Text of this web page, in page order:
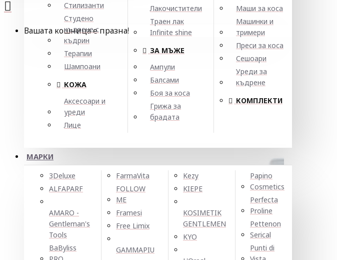
Стилизанти
Студено
къдрене с
къдрин
Терапии
Шампоани
КОЖА
Аксесоари и
уреди
Лице
Лакочистители
Траен лак
Infinite shine
ЗА МЪЖЕ
Ампули
Балсами
Боя за коса
Грижа за
брадата
Маши за коса
Машинки и
тримери
Преси за коса
Сешоари
Уреди за
къдрене
КОМПЛЕКТИ
МАРКИ
3Deluxe
ALFAPARF
AMARO -
Gentleman's
Tools
BaByliss
FarmaVita
FOLLOW
ME
Framesi
Free Limix
GAMMAPIU
Kezy
KIEPE
KOSIMETIK
GENTLEMEN
KYO
Papino
Cosmetics
Perfecta
Proline
Pettenon
Serical
Punti di
Вашата кошница е празна!